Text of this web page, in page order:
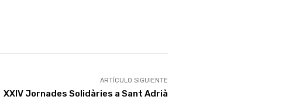
ARTÍCULO SIGUIENTE
XXIV Jornades Solidàries a Sant Adrià